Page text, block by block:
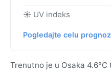
☀️ UV indeks
Pogledajte celu
Trenutno je u Osaka